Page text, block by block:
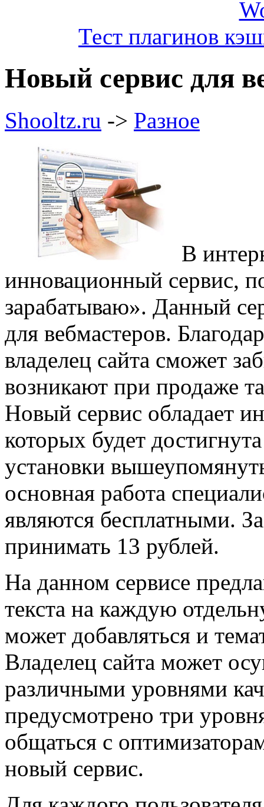
Тест плагинов
Новый сервис для
Shooltz.ru -> Разное
В
инновационный сервис,
зарабатываю». Данный
для вебмастеров.
владелец сайта сможет
возникают при продаже
Новый сервис обладает
которых будет
установки
основная работа
являются бесплатными.
принимать 13 рублей.
На данном сервисе
текста на каждую
может добавляться и
Владелец сайта может
различными уровнями
предусмотрено три
общаться с
новый сервис.